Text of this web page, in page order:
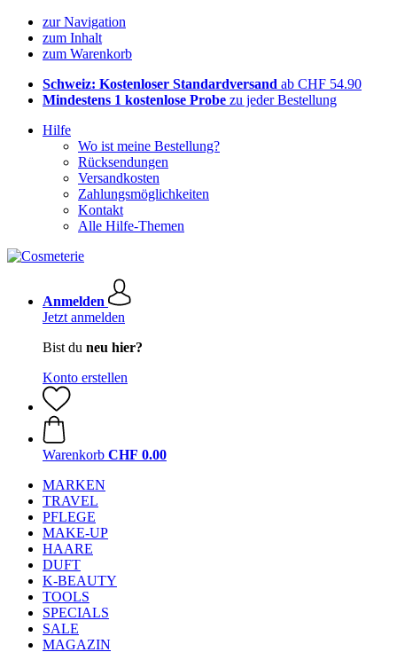
zur Navigation
zum Inhalt
zum Warenkorb
Schweiz: Kostenloser Standardversand ab CHF 54.90
Mindestens 1 kostenlose Probe zu jeder Bestellung
Hilfe
Wo ist meine Bestellung?
Rücksendungen
Versandkosten
Zahlungsmöglichkeiten
Kontakt
Alle Hilfe-Themen
Anmelden
Jetzt anmelden
Bist du neu hier?
Konto erstellen
Warenkorb CHF 0.00
MARKEN
TRAVEL
PFLEGE
MAKE-UP
HAARE
DUFT
K-BEAUTY
TOOLS
SPECIALS
SALE
MAGAZIN